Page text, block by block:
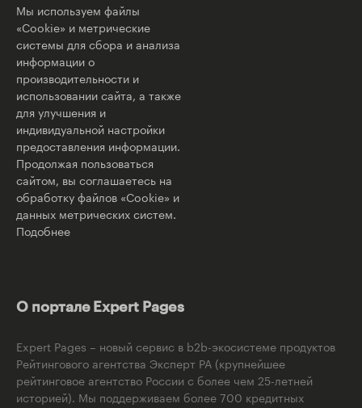
Мы используем файлы
«Cookie» и метрические
системы для сбора и анализа
информации о
производительности и
использовании сайта, а также
для улучшения и
индивидуальной настройки
предоставления информации.
Продолжая пользоваться
сайтом, вы соглашаетесь на
обработку файлов «Cookie» и
данных метрических систем.
Подобнее
О портале Expert Pages
Expert Pages – новый сервис в b2b-экосистеме продуктов
Рейтингового агентства Эксперт РА (крупнейшее
рейтинговое агентство России с более чем 25-летней
историей). Мы поддерживаем более 700 кредитных